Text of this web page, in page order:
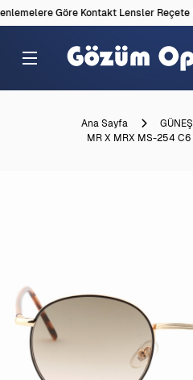
Göre Kontakt Lensler Reçete İle
Ana Sayfa
MR X MRX MS-254 C6